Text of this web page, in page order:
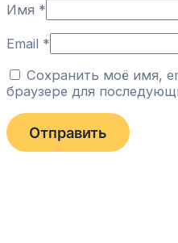
Имя *
Email *
Сохранить моё имя,
браузере для